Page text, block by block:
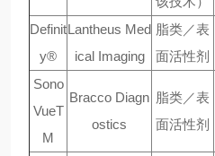
Definit
y®
Lantheus Med
ical Imaging
脂类／表
面活性剂
Sono
VueT
M
Bracco Diagn
ostics
脂类／表
面活性剂